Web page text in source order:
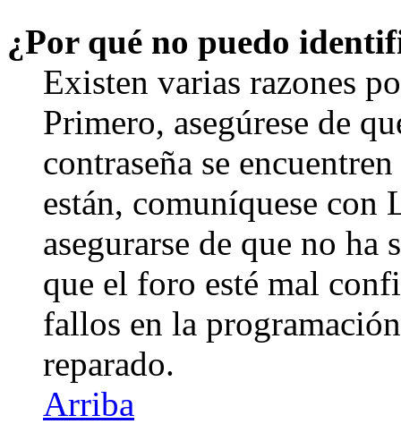
¿Por qué no puedo
Existen varias razones
Primero, asegúrese de
contraseña se
están, comuníquese
asegurarse de que no
que el foro esté mal
fallos en la
reparado.
Arriba